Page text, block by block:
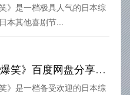
》是一档极具人气的日本综
本其他喜剧节...
《志村大爆笑》百度网盘分享：精彩不容错过的音乐喜剧大片
》是一档备受欢迎的日本综